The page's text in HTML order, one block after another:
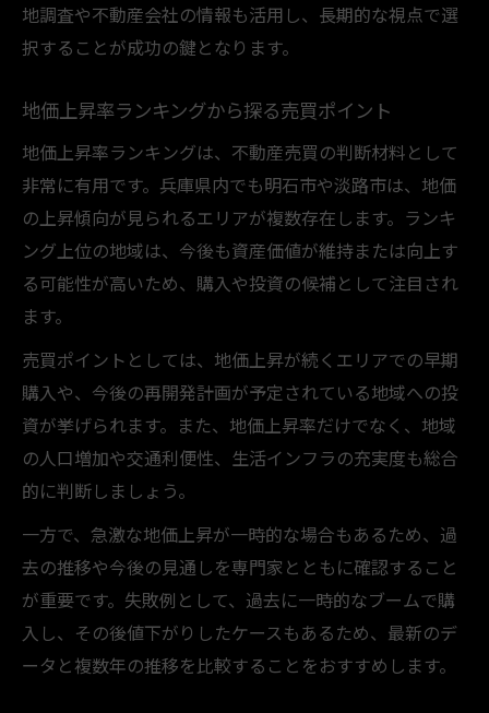
地調査や不動産会社の情報も活用し、長期的な視点で選
択することが成功の鍵となります。
地価上昇率ランキングから探る売買ポイント
地価上昇率ランキングは、不動産売買の判断材料として
非常に有用です。兵庫県内でも明石市や淡路市は、地価
の上昇傾向が見られるエリアが複数存在します。ランキ
ング上位の地域は、今後も資産価値が維持または向上す
る可能性が高いため、購入や投資の候補として注目され
ます。
売買ポイントとしては、地価上昇が続くエリアでの早期
購入や、今後の再開発計画が予定されている地域への投
資が挙げられます。また、地価上昇率だけでなく、地域
の人口増加や交通利便性、生活インフラの充実度も総合
的に判断しましょう。
一方で、急激な地価上昇が一時的な場合もあるため、過
去の推移や今後の見通しを専門家とともに確認すること
が重要です。失敗例として、過去に一時的なブームで購
入し、その後値下がりしたケースもあるため、最新のデ
ータと複数年の推移を比較することをおすすめします。